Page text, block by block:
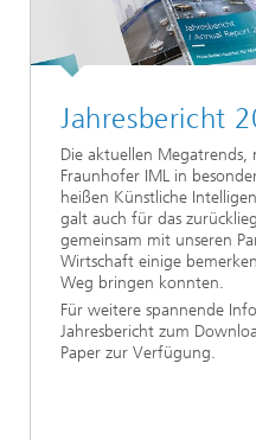
Jahresbericht
Die aktuellen
Fraunhofer IML in
heißen Künstliche
galt auch für das
gemeinsam mit unseren
Wirtschaft einige
Weg bringen konnten.
Für weitere spannende
Jahresbericht zum
Paper zur Verfügung.